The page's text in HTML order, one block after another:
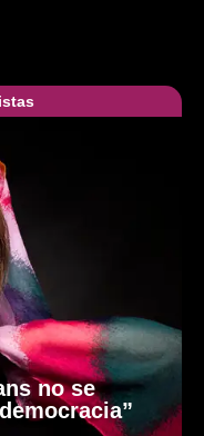
no se